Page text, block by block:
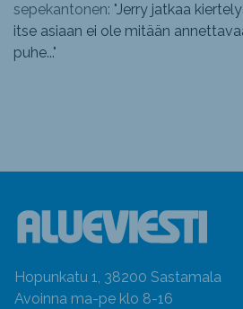
sepekantonen: "Jerry jatkaa
itse asiaan ei ole mitään
puhe..."
Hopunkatu 1, 38200 Sastamala
Avoinna ma-pe klo 8-16